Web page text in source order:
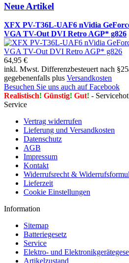
Neue Artikel
XFX PV-T36L-UAF6 nVidia
VGA TV-Out DVI Retro AGP* g826
64,95 €
inkl. Mwst. Differenzbesteuert nach
gegebenenfalls plus Versandkosten
Besuchen Sie uns auch auf Facebook
Realistisch! Günstig! Gut! -
Service
Vertrag widerrufen
Lieferung und Versandkosten
Datenschutz
AGB
Impressum
Kontakt
Widerrufsrecht &
Lieferzeit
Cookie Einstellungen
Information
Sitemap
Batteriegesetz
Service
Elektro- und
Artikelzustand